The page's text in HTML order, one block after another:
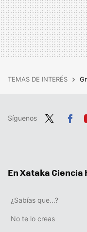
TEMAS DE INTERÉS
Síguenos
En Xataka Ciencia
¿Sabías que...?
No te lo creas